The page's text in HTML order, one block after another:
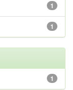
1
1
1